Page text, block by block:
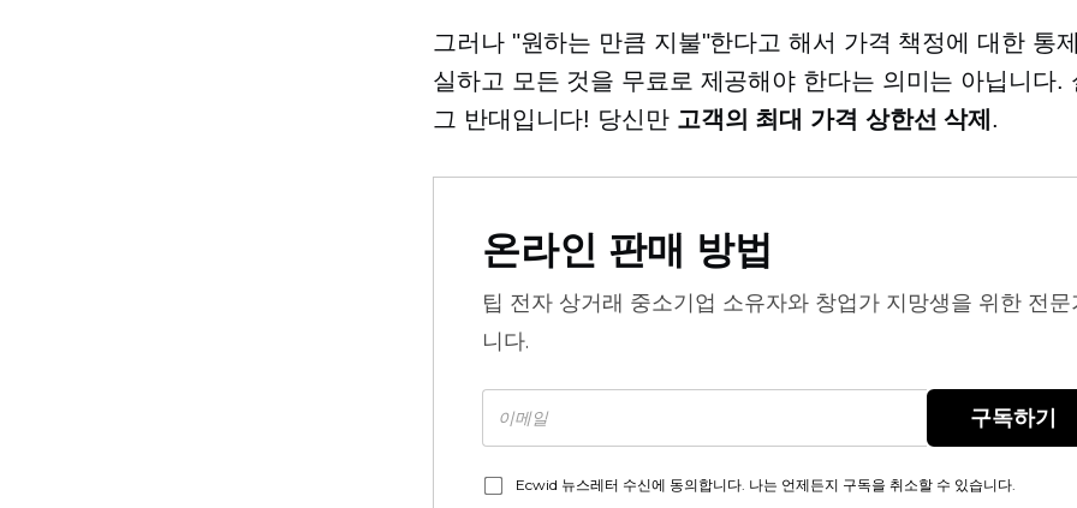
그러나 "원하는 만큼 지불"한다고 해서 가격 책정에 대한 통
실하고 모든 것을 무료로 제공해야 한다는 의미는 아닙니다.
그 반대입니다! 당신만 고객의 최대 가격 상한선 삭제 .
온라인 판매 방법
팁 전자 상거래 중소기업 소유자와 창업가 지망생을 위한 전문
니다.
구독하기
Ecwid 뉴스레터 수신에 동의합니다. 나는 언제든지 구독을 취소할 수 있습니다.